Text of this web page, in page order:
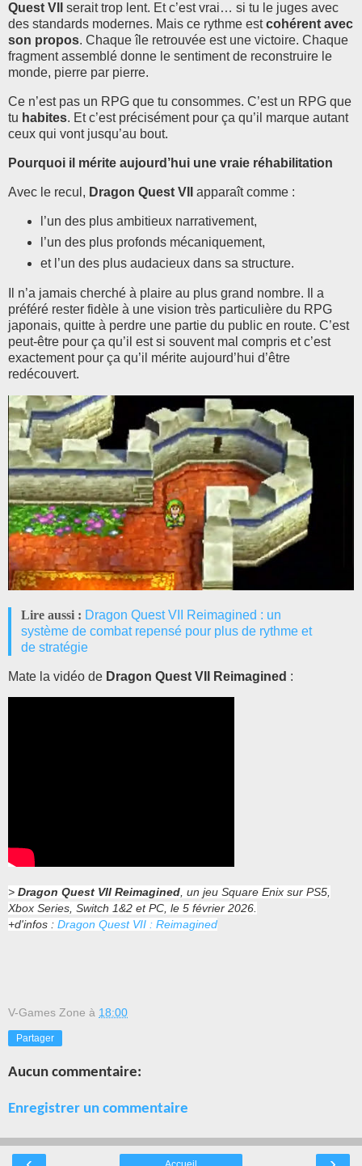
Quest VII
serait trop lent. Et c’est vrai… si tu le juges avec
des standards modernes. Mais ce rythme estcohérent avec
son propos. Chaque île retrouvée est une victoire. Chaque
fragment assemblé donne le sentiment de reconstruire le
monde, pierre par pierre.
Ce n’est pas un RPG que tu consommes. C’est un RPG que
tu habites. Et c’est précisément pour ça qu’il marque autant
ceux qui vont jusqu’au bout.
Pourquoi il mérite aujourd’hui une vraie réhabilitation
Avec le recul, Dragon Quest VII apparaît comme :
l’un des plus ambitieux narrativement,
l’un des plus profonds mécaniquement,
et l’un des plus audacieux dans sa structure.
Il n’a jamais cherché à plaire au plus grand nombre. Il a
préféré rester fidèle à une vision très particulière du RPG
japonais, quitte à perdre une partie du public en route. C’est
peut-être pour ça qu’il est si souvent mal compris et c’est
exactement pour ça qu’il mérite aujourd’hui d’être
redécouvert.
Lire aussi : Dragon Quest VII Reimagined : un
système de combat repensé pour plus de rythme et
de stratégie
Mate la vidéo de Dragon Quest VII Reimagined :
> Dragon Quest VII Reimagined, un jeu Square Enix sur PS5,
Xbox Series, Switch 1&2 et PC, le 5 février 2026.
+d'infos : Dragon Quest VII : Reimagined
V-Games Zone à 18:00
Partager
Aucun commentaire:
Enregistrer un commentaire